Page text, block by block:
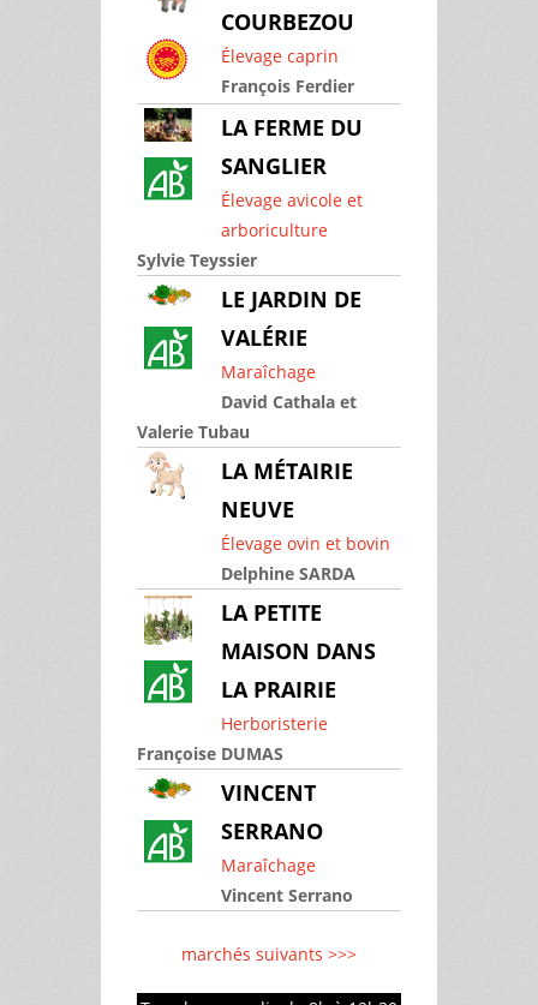
COURBEZOU
Élevage caprin
François Ferdier
LA FERME DU
SANGLIER
Élevage avicole et
arboriculture
Sylvie Teyssier
LE JARDIN DE
VALÉRIE
Maraîchage
David Cathala et
Valerie Tubau
LA MÉTAIRIE
NEUVE
Élevage ovin et bovin
Delphine SARDA
LA PETITE
MAISON DANS
LA PRAIRIE
Herboristerie
Françoise DUMAS
VINCENT
SERRANO
Maraîchage
Vincent Serrano
marchés suivants >>>